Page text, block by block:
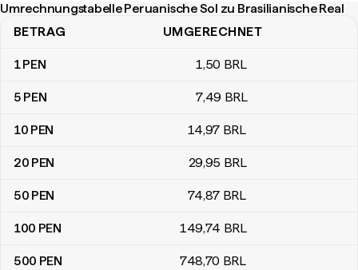
Umrechnungstabelle Peruanische Sol zu Brasilianische Real
Umrechnungstabelle Peruanische Sol zu Brasilianische Real
BETRAG UMGERECHNET
1PEN 1,50 BRL
5 PEN 7,49 BRL
10 PEN 14,97 BRL
20 PEN 29,95 BRL
50 PEN 74,87 BRL
100 PEN 149,74 BRL
500 PEN 748,70 BRL